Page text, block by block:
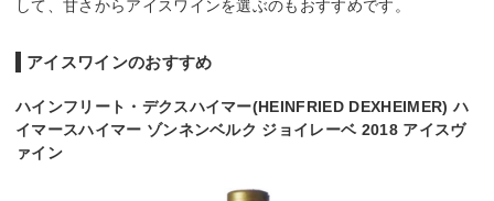
して、甘さからアイスワインを選ぶのもおすすめです。
アイスワインのおすすめ
ハインフリート・デクスハイマー(HEINFRIED DEXHEIMER) ハ
イマースハイマー ゾンネンベルク ジョイレーベ 2018 アイスヴ
ァイン